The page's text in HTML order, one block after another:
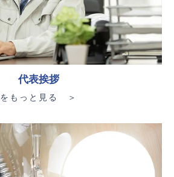
代表挨拶
をもっと見る ＞